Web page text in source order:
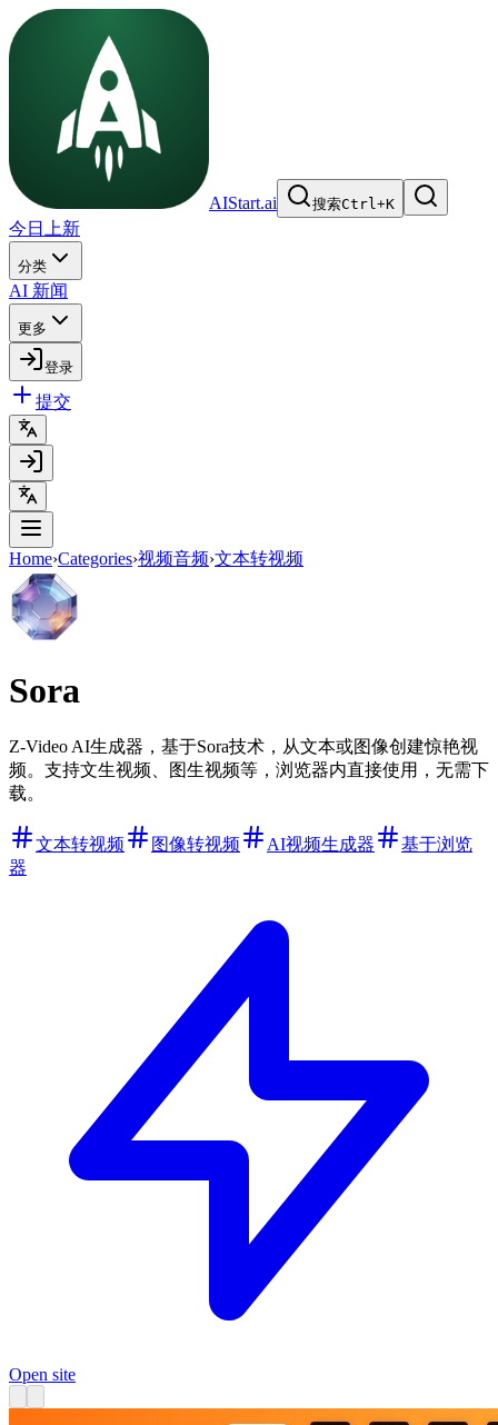
AIStart.ai 搜索Ctrl+K
今日上新
分类
AI 新闻
更多
登录
提交
Home›Categories›视频音频›文本转视频
Sora
Z-Video AI生成器，基于Sora技术，从文本或图像创建惊艳视
频。支持文生视频、图生视频等，浏览器内直接使用，无需下
载。
文本转视频 图像转视频 AI视频生成器
基于浏览
器
Open site